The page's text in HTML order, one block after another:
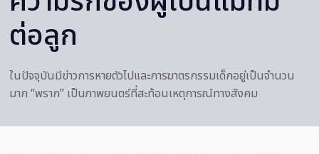
ต่อลูก
ในปัจจุบันมีข่าวการหายตัวไปและการฆาตรกรรมเด็กอยู่เป็นจำนวน
มาก “พราก” เป็นภาพยนตร์ที่สะท้อนเหตุการณ์ทางสังคม